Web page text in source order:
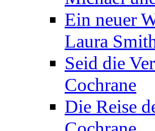
Ein neuer
Laura
Seid die
Cochrane
Die Reise